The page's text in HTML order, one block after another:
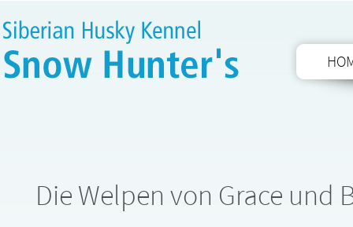
Die Welpen von Grace und